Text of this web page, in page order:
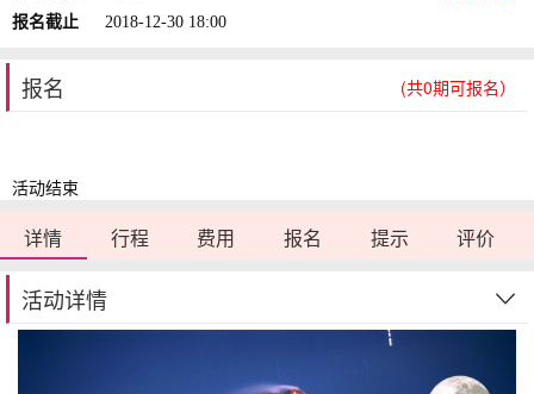
报名截止
2018-12-30 18:00
报名 (共0期可报名）
活动结束
详情 行程 费用 报名 提示 评价
活动详情